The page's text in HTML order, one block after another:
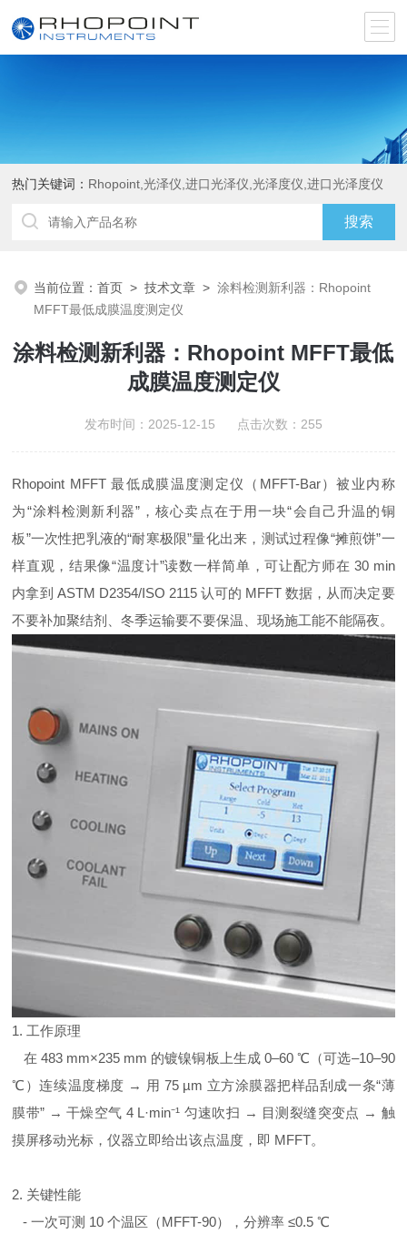
热门关键词： Rhopoint,光泽仪,进口光泽仪,光泽度仪,进口光泽度仪
当前位置：首页 >技术文章 >涂料检测新利器：Rhopoint
MFFT最低成膜温度测定仪
涂料检测新利器：Rhopoint MFFT最低
成膜温度测定仪
发布时间：2025-12-15 点击次数：255
Rhopoint MFFT 最低成膜温度测定仪（MFFT-Bar）被业内称
为“涂料检测新利器”，核心卖点在于用一块“会自己升温的铜
板”一次性把乳液的“耐寒极限”量化出来，测试过程像“摊煎饼”一
样直观，结果像“温度计”读数一样简单，可让配方师在 30 min
内拿到 ASTM D2354/ISO 2115 认可的 MFFT 数据，从而决定要
不要补加聚结剂、冬季运输要不要保温、现场施工能不能隔夜。
1. 工作原理
在 483 mm×235 mm 的镀镍铜板上生成 0–60 ℃（可选–10–90
℃）连续温度梯度 → 用 75 µm 立方涂膜器把样品刮成一条“薄
膜带” → 干燥空气 4 L·min⁻¹ 匀速吹扫 → 目测裂缝突变点 → 触
摸屏移动光标，仪器立即给出该点温度，即 MFFT。
2. 关键性能
- 一次可测 10 个温区（MFFT-90），分辨率 ≤0.5 ℃